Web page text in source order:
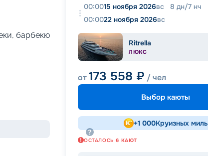
барбекю
00:0015 ноября 2026вс 8 дн/7 нч
00:0022 ноября 2026вс
Ritrella
ЛЮКС
от173 558 ₽ / чел
Выбор каюты
+1 000Круизных миль
ОСТАЛОСЬ 6 КАЮТ